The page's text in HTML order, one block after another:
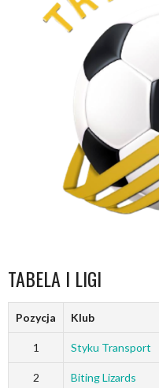
TABELA I LIGI
Pozycja Klub
1 Styku Transport
2 Biting Lizards